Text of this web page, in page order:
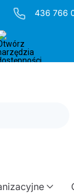
436 766